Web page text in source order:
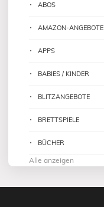
ABOS
AMAZON-ANGEBOTE
APPS
BABIES / KINDER
BLITZANGEBOTE
BRETTSPIELE
BÜCHER
Alle anzeigen